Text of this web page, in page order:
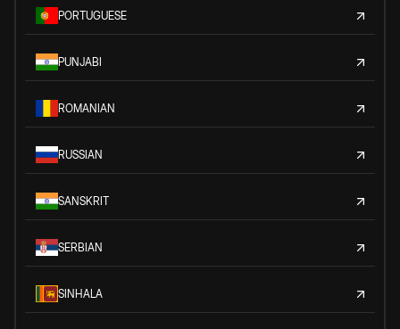
PORTUGUESE
PUNJABI
ROMANIAN
RUSSIAN
SANSKRIT
SERBIAN
SINHALA